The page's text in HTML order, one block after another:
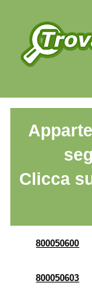
Clicca
800050600
800050603